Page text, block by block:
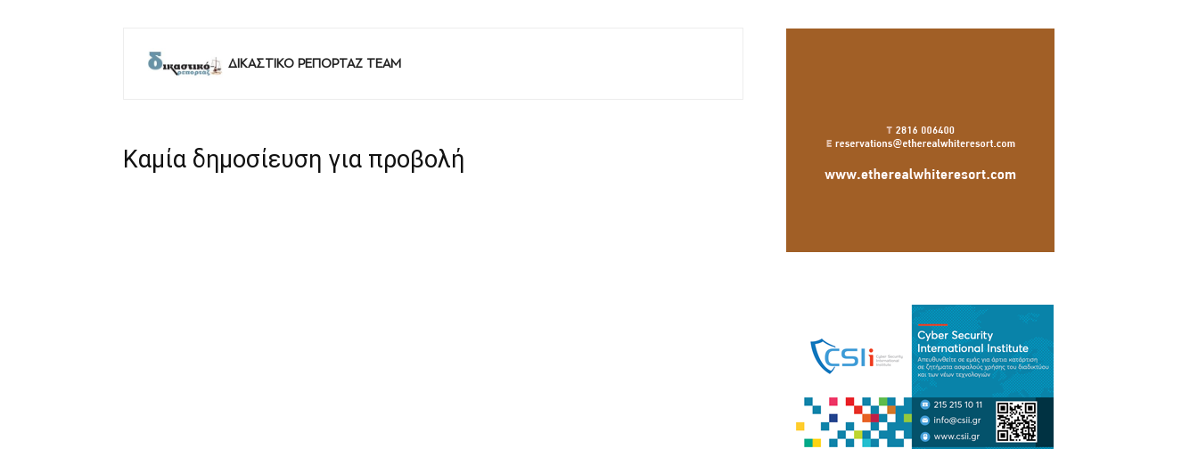
ΔΙΚΑΣΤΙΚΟ ΡΕΠΟΡΤΑΖ TEAM
Καμία δημοσίευση για προβολή